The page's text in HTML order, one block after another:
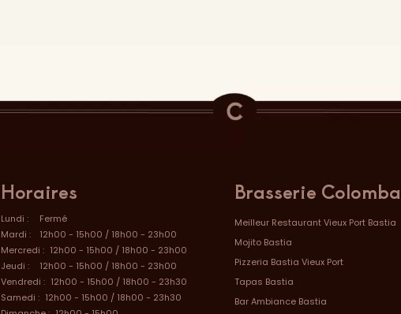
Horaires
Lundi :
Fermé
Mardi :
12h00 - 15h00 / 18h00 - 23h00
Mercredi : 12h00 - 15h00 / 18h00 - 23h00
Jeudi :
12h00 - 15h00 / 18h00 - 23h00
Vendredi : 12h00 - 15h00 / 18h00 - 23h30
Samedi : 12h00 - 15h00 / 18h00 - 23h30
Brasserie Colomba
Meilleur Restaurant Vieux Port Bastia
Mojito Bastia
Pizzeria Bastia Vieux Port
Tapas Bastia
Bar Ambiance Bastia